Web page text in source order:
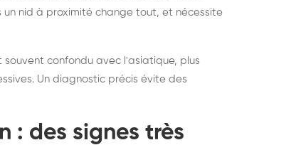
un nid à proximité change tout, et nécessite
souvent confondu avec l'asiatique, plus
Un diagnostic précis évite des
: des signes très